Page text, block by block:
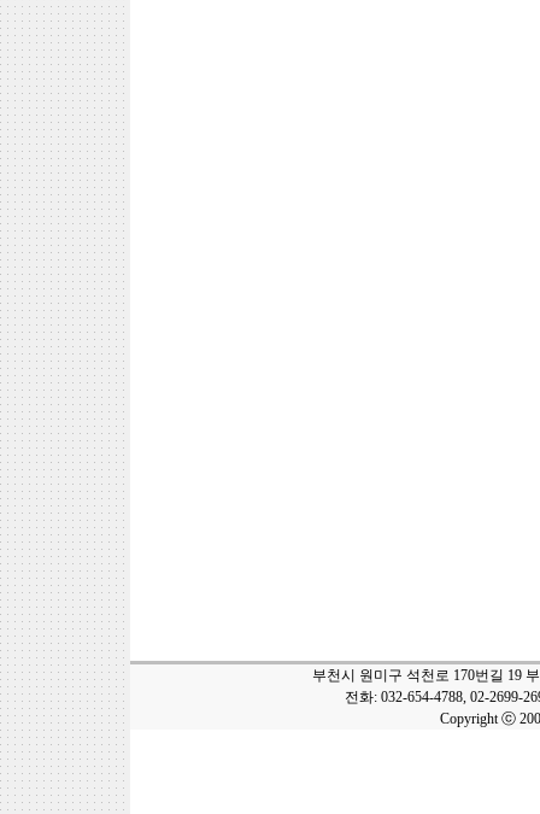
부천시 원미구 석천로 170번길 19
전화: 032-654-4788, 02-2699-
Copyright ⓒ